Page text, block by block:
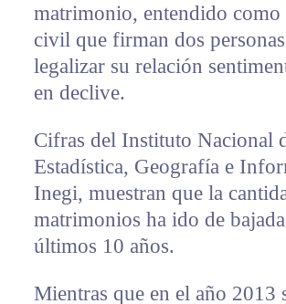
matrimonio, entendido como
civil que firman dos
legalizar su relación
en declive.
Cifras del Instituto Nacional
Estadística, Geografía e
Inegi, muestran que la
matrimonios ha ido de
últimos 10 años.
Mientras que en el año 2013